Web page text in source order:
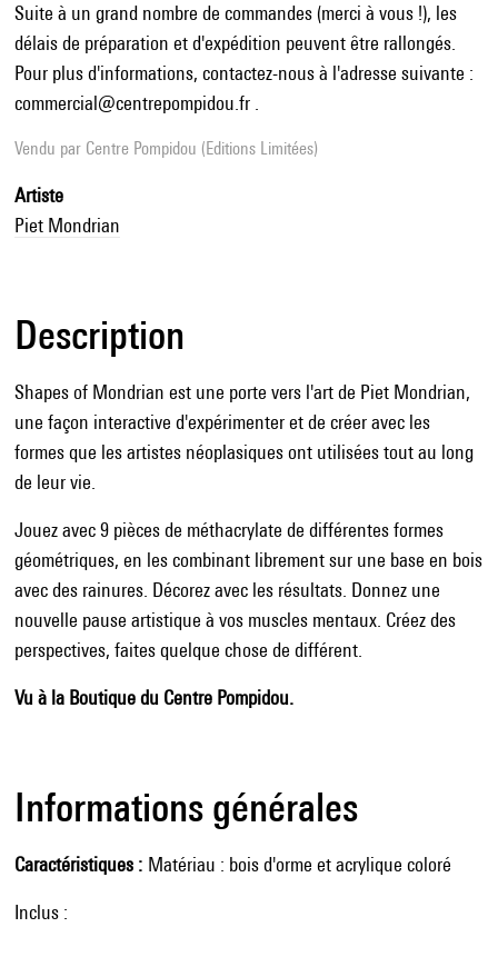
Suite à un grand nombre de commandes (merci à vous !), les
délais de préparation et d'expédition peuvent être rallongés.
Pour plus d'informations, contactez-nous à l'adresse suivante :
commercial@centrepompidou.fr .
Vendu par Centre Pompidou (Editions Limitées)
Artiste
Piet Mondrian
Description
Shapes of Mondrian est une porte vers l'art de Piet Mondrian,
une façon interactive d'expérimenter et de créer avec les
formes que les artistes néoplasiques ont utilisées tout au long
de leur vie.
Jouez avec 9 pièces de méthacrylate de différentes formes
géométriques, en les combinant librement sur une base en bois
avec des rainures. Décorez avec les résultats. Donnez une
nouvelle pause artistique à vos muscles mentaux. Créez des
perspectives, faites quelque chose de différent.
Vu à la Boutique du Centre Pompidou.
Informations générales
Caractéristiques Matériau : bois d'orme et acrylique coloré
Inclus :